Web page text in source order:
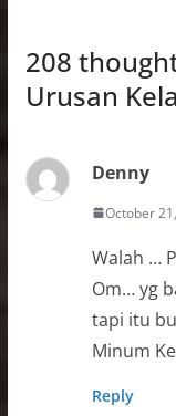
208
Urusan
Denny
October
Walah …
Om… yg
tapi itu
Minum
Reply